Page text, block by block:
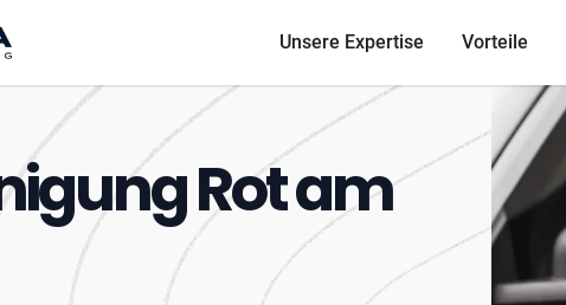
Unsere Expertise Vorteile
Rot am